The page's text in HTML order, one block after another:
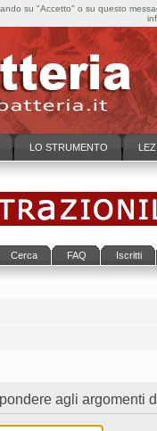
LO STRUMENTO
Cerca FAQ Iscritti
agli argomenti
su "Accetto" o su questo